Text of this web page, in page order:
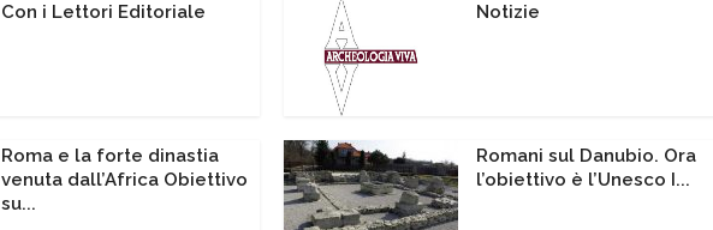
Con i Lettori Editoriale Notizie
Roma e la forte dinastia
venuta dall’Africa Obiettivo
su...
Romani sul Danubio. Ora
l’obiettivo è l’Unesco I...